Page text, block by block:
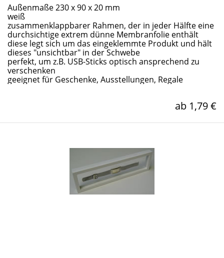
Außenmaße 230 x 90 x 20 mm
weiß
zusammenklappbarer Rahmen, der in jeder Hälfte eine
durchsichtige extrem dünne Membranfolie enthält
diese legt sich um das eingeklemmte Produkt und hält
dieses "unsichtbar" in der Schwebe
perfekt, um z.B. USB-Sticks optisch ansprechend zu
verschenken
geeignet für Geschenke, Ausstellungen, Regale
ab 1,79 €